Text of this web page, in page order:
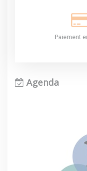
Paiement
Agenda